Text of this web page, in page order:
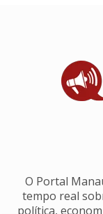
O Portal
tempo real
política,